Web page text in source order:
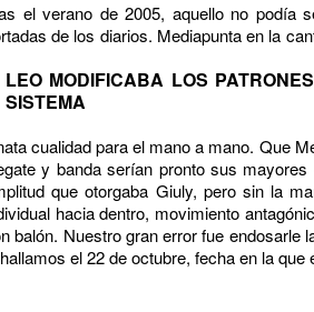
el verano de 2005, aquello no podía
de los diarios. Mediapunta en la
LEO MODIFICABA LOS
SISTEMA
cualidad para el mano a mano. Que
y banda serían pronto sus
que otorgaba Giuly, pero sin la
hacia dentro, movimiento
balón. Nuestro gran error fue endosarle
el 22 de octubre, fecha en la